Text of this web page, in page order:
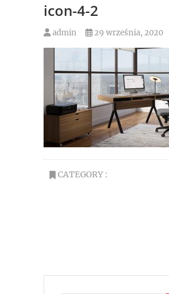
icon-4-2
admin 29 września, 2020
CATEGORY :